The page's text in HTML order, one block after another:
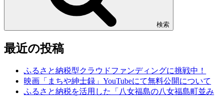
検索
最近の投稿
ふるさと納税型クラウドファンディングに挑戦中！
映画「まちや紳士録」YouTubeにて無料公開について
ふるさと納税を活用した「八女福島の八女福島町並み